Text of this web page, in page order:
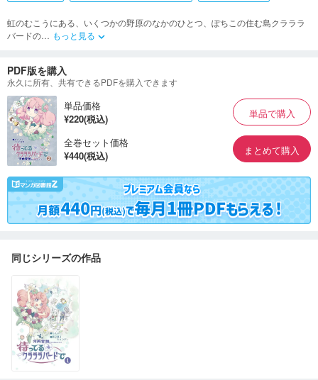
虹のむこうにある、いくつかの野原のなかのひとつ、ぽちこの住む島クラララ
バードの… もっと見る keyboard_arrow_down
PDF版を購入
永久に所有、共有できるPDFを購入できます
単品価格
¥220(税込)
単品で購入
全巻セット価格
¥440(税込)
まとめて購入
同じシリーズの作品